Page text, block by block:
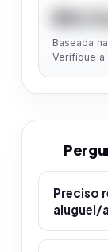
R$
Baseada
Verifique a
Preciso
aluguel/